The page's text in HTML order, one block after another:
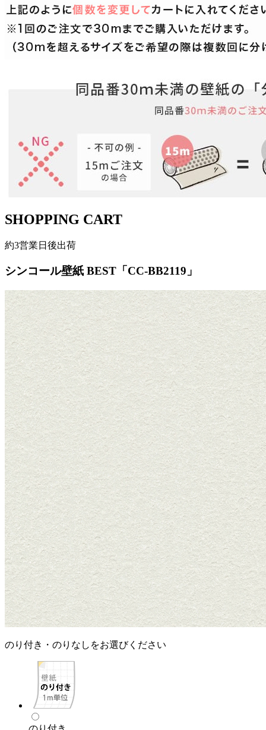
SHOPPING CART
約3営業日後出荷
シンコール壁紙 BEST「CC-BB2119」
のり付き・のりなしをお選びください